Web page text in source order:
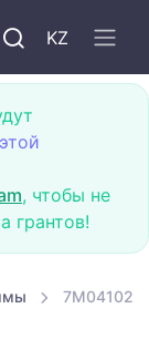
KZ
этой
, чтобы не
грантов!
7M04102